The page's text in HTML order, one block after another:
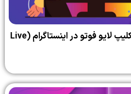
آموزش اشتراک گذاری کلیپ لایو فوتو در اینستاگرام (Live